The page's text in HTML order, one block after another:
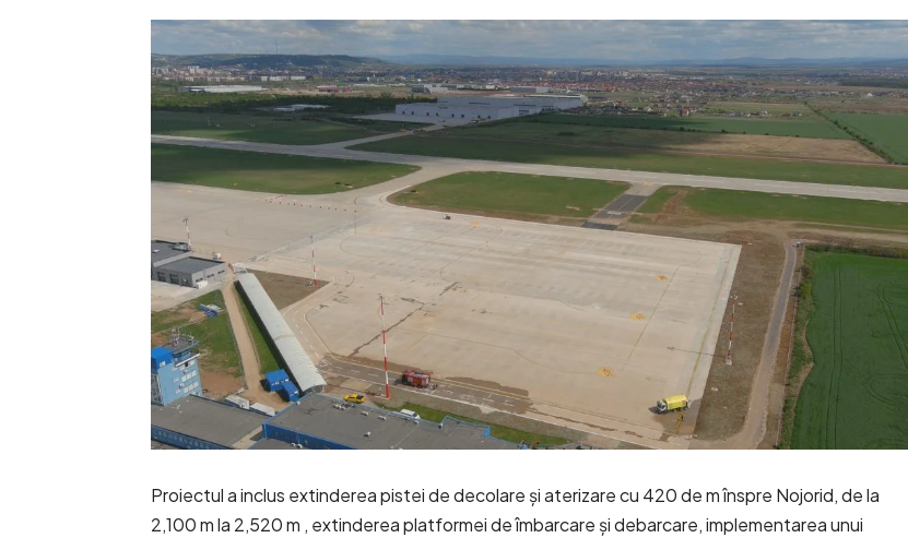
Proiectul a inclus extinderea pistei de decolare și aterizare cu 420 de m înspre Nojorid, de la
2,100 m la 2,520 m , extinderea platformei de îmbarcare și debarcare, implementarea unui